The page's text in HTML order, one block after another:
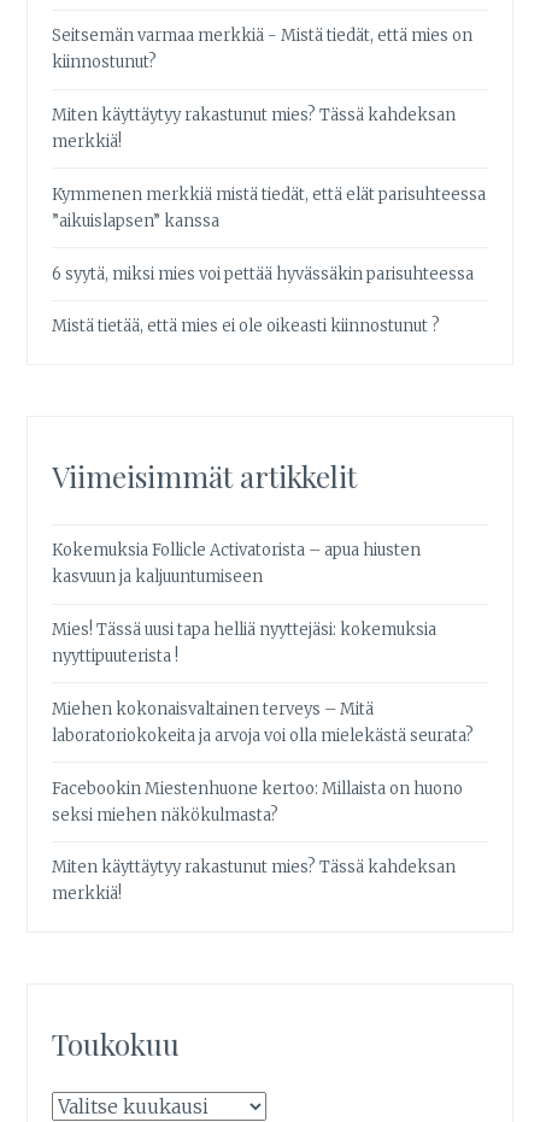
Seitsemän varmaa merkkiä - Mistä tiedät, että mies on
kiinnostunut?
Miten käyttäytyy rakastunut mies? Tässä kahdeksan
merkkiä!
Kymmenen merkkiä mistä tiedät, että elät parisuhteessa
”aikuislapsen” kanssa
6 syytä, miksi mies voi pettää hyvässäkin parisuhteessa
Mistä tietää, että mies ei ole oikeasti kiinnostunut ?
Viimeisimmät artikkelit
Kokemuksia Follicle Activatorista – apua hiusten
kasvuun ja kaljuuntumiseen
Mies! Tässä uusi tapa helliä nyyttejäsi: kokemuksia
nyyttipuuterista !
Miehen kokonaisvaltainen terveys – Mitä
laboratoriokokeita ja arvoja voi olla mielekästä seurata?
Facebookin Miestenhuone kertoo: Millaista on huono
seksi miehen näkökulmasta?
Miten käyttäytyy rakastunut mies? Tässä kahdeksan
merkkiä!
Toukokuu